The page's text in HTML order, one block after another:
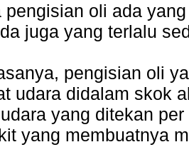
pengisian oli ada
juga yang terlalu
pengisian oli
udara didalam skok
yang ditekan
yang membuatnya